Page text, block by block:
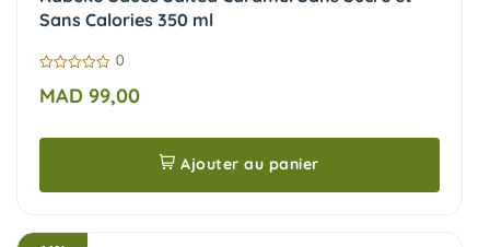
Sans Calories 350 ml
sur
5
0
MAD 99,00
Ajouter au panier